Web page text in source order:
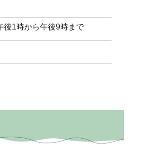
1時から午後9時まで